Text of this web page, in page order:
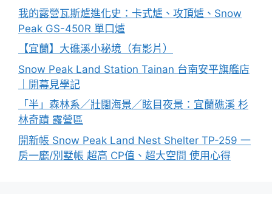
我的露營瓦斯爐進化史：卡式爐、攻頂爐、Snow
Peak GS-450R 單口爐
【宜蘭】大礁溪小秘境（有影片）
Snow Peak Land Station Tainan 台南安平旗艦店
｜開幕見學記
「半」森林系／壯闊海景／眩目夜景：宜蘭礁溪 杉
林奇蹟 露營區
開新帳 Snow Peak Land Nest Shelter TP-259 一
房一廳/別墅帳 超高 CP值、超大空間 使用心得